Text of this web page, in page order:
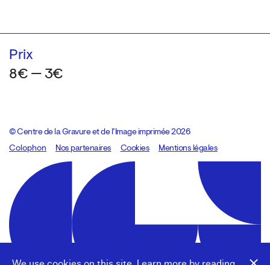
Prix
8€ — 3€
© Centre de la Gravure et de l’Image imprimée 2026
Colophon
Design:Marcel Kaczmarek, code:8080.studio
Nos partenaires Cookies Mentions légales